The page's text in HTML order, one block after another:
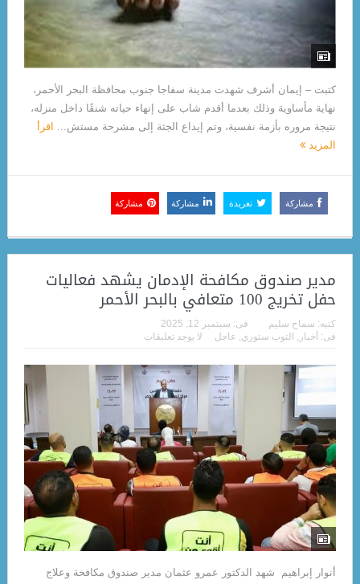
كتبت – إيمان أشرف شهدت مدينة سفاجا جنوب محافظة البحر الأحمر،
نهاية مأساوية وذلك بعدما أقدم شاب على إنهاء حياته شنقًا داخل منزله،
نتيجة مروره بأزمة نفسية، وتم إيداع الجثة إلى مشرحة مستش...
اقرأ
المزيد
مشاركة تغريدة مشاركة مشاركة
مدير صندوق مكافحة الإدمان يشهد فعاليات
حفل تخريج 100 متعافي بالبحر الأحمر
كتبه: سماح سليم فى: سبتمبر 12, 2025
فى: أخبار , التوب ستوري, عاجل لا يوجد تعليقات
أنوار إبراهيم شهد الدكتور عمرو عثمان مدير صندوق مكافحة وعلاج